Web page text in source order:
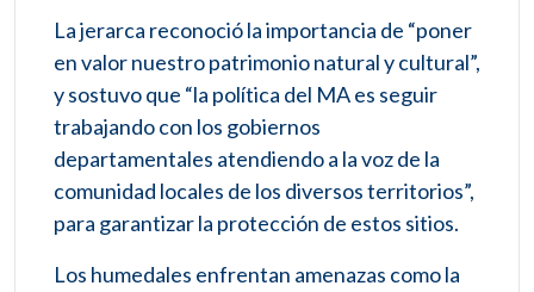
La jerarca reconoció la importancia de “poner
en valor nuestro patrimonio natural y cultural”,
y sostuvo que “la política del MA es seguir
trabajando con los gobiernos
departamentales atendiendo a la voz de la
comunidad locales de los diversos territorios”,
para garantizar la protección de estos sitios.
Los humedales enfrentan amenazas como la